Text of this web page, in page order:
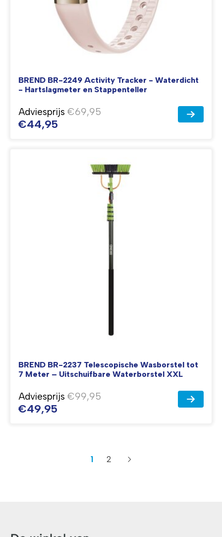
BREND BR-2249 Activity Tracker - Waterdicht
- Hartslagmeter en Stappenteller
Adviesprijs €69,95
€44,95
BREND BR-2237 Telescopische Wasborstel tot
7 Meter – Uitschuifbare Waterborstel XXL
Adviesprijs €99,95
€49,95
1 2